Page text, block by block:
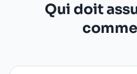
Qui doit